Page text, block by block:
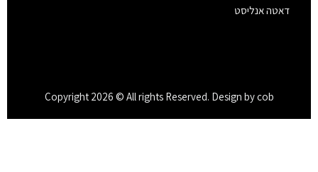
דאטה אנליסט
Copyright 2026 © All rights Reserved. Design by cob